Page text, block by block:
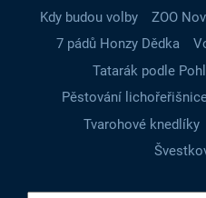
Kdy budou volby
ZOO
7 pádů Honzy Dědka
Tatarák podle
Pěstování
Tvarohové knedlíky